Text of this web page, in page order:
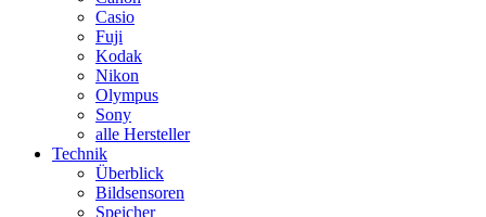
Casio
Fuji
Kodak
Nikon
Olympus
Sony
alle Hersteller
Technik
Überblick
Bildsensoren
Speicher